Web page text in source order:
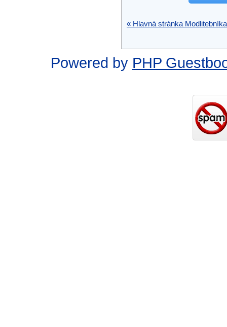
« Hlavná stránka Modlitebníka
Powered by PHP